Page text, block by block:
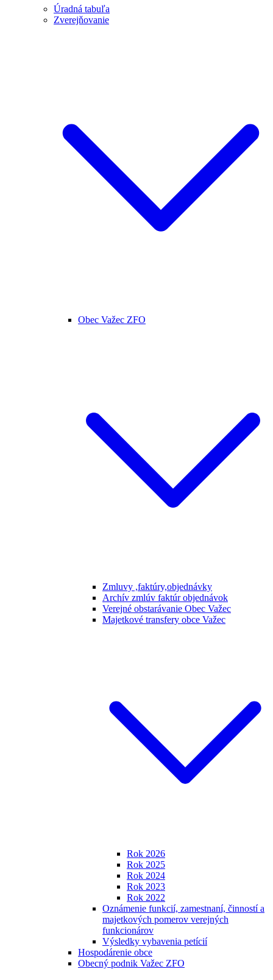
Úradná tabuľa
Zverejňovanie
Obec Važec ZFO
Zmluvy ,faktúry,objednávky
Archív zmlúv faktúr objednávok
Verejné obstarávanie Obec Važec
Majetkové transfery obce Važec
Rok 2026
Rok 2025
Rok 2024
Rok 2023
Rok 2022
Oznámenie funkcií, zamestnaní, činností a
majetkových pomerov verejných
funkcionárov
Výsledky vybavenia petícií
Hospodárenie obce
Obecný podnik Važec ZFO